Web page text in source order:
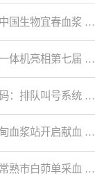
国生物宜春血浆 …
体机亮相第七届 …
：排队叫号系统 …
血浆站开启献血 …
熟市白茆单采血 …